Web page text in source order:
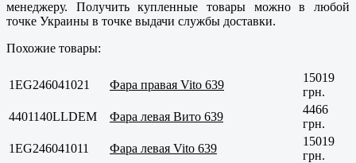
менеджеру. Получить купленные товары можно в любой
точке Украины в точке выдачи службы доставки.
Похожие товары:
1EG246041021 Фара правая Vito 639
15019
грн.
4401140LLDEM
Фара левая Вито 639
4466
грн.
1EG246041011
Фара левая Vito 639
15019
грн.